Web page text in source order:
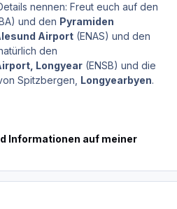
nennen: Freut euch auf den
und den Pyramiden
Airport (ENAS) und den
den
Longyear (ENSB) und die
Spitzbergen, Longyearbyen.
Informationen auf meiner